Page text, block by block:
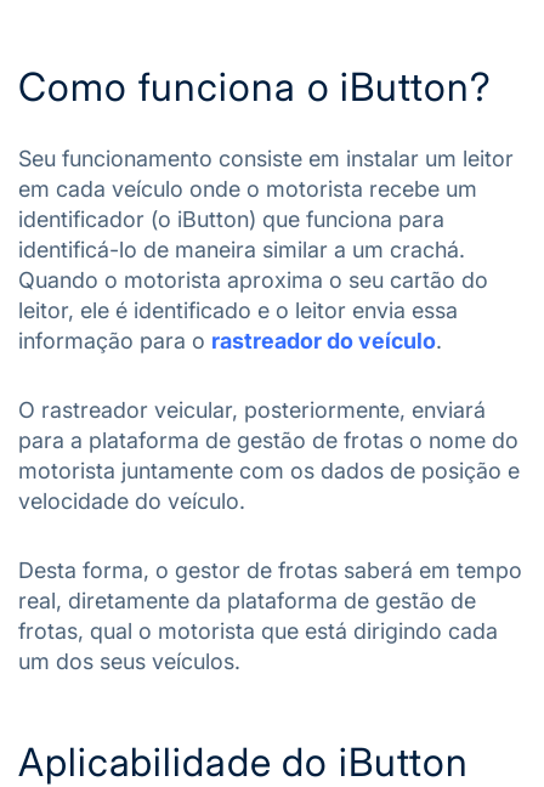
Como funciona o iButton?
Seu funcionamento consiste em instalar um leitor
em cada veículo onde o motorista recebe um
identificador (o iButton) que funciona para
identificá-lo de maneira similar a um crachá.
Quando o motorista aproxima o seu cartão do
leitor, ele é identificado e o leitor envia essa
informação para o rastreador do veículo.
O rastreador veicular, posteriormente, enviará
para a plataforma de gestão de frotas o nome do
motorista juntamente com os dados de posição e
velocidade do veículo.
Desta forma, o gestor de frotas saberá em tempo
real, diretamente da plataforma de gestão de
frotas, qual o motorista que está dirigindo cada
um dos seus veículos.
Aplicabilidade do iButton